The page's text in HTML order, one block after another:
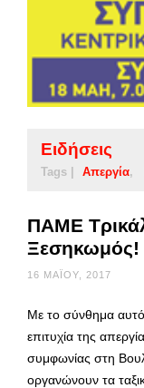
Ειδήσεις
Tags | Απεργία
ΠΑΜΕ
Ξεσηκωμός!
16 ΜΑΪ́ΟΥ, 2017
Με το σύνθημα
επιτυχία της
συμφωνίας στη
οργανώνουν τα